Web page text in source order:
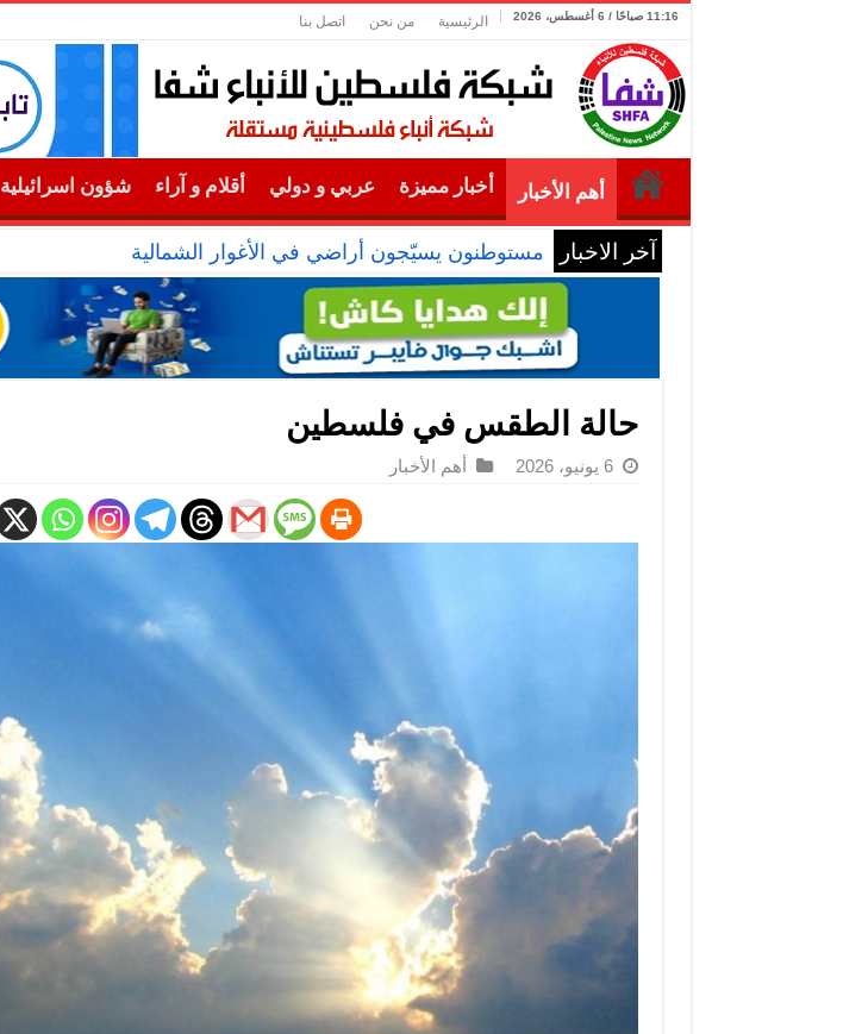
11:16 صباحًا / 6 أغسطس، 2026 الرئيسية من نحن اتصل بنا
أهم الأخبار أخبار مميزة عربي و دولي أقلام و آراء شؤون اسرائيلية
آخر الاخبار مستوطنون يسيّجون أراضي في الأغوار الشمالية
حالة الطقس في فلسطين
6 يونيو، 2026 أهم الأخبار